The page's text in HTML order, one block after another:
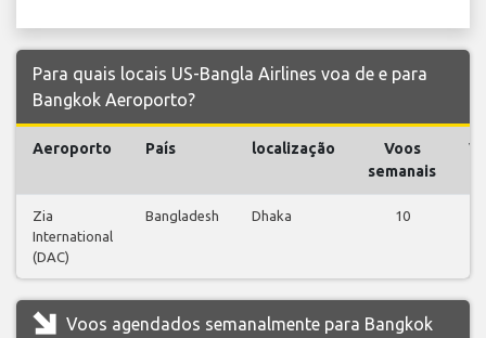
Para quais locais US-Bangla Airlines voa de e para
Bangkok Aeroporto?
Aeroporto País localização
Voos
semanais
Zia
International
(DAC)
Bangladesh Dhaka 10
Voos agendados semanalmente para Bangkok